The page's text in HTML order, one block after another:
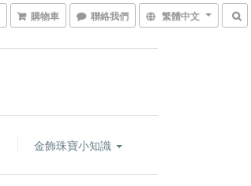
購物車 聯絡我們 繁體中文
金飾珠寶小知識